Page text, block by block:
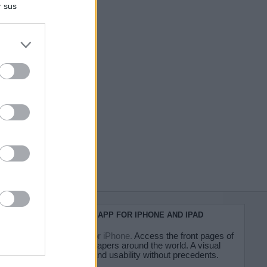
sus
KIOSKO.NET APP FOR IPHONE AND IPAD
Kiosko.net for iPhone. Access the front pages of
major newspapers around the world. A visual
experience and usability without precedents.